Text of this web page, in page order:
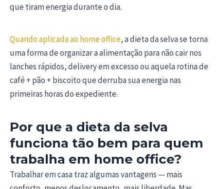
que tiram energia durante o dia.
Quando aplicada ao home office, a dieta da selva se torna
uma forma de organizar a alimentação para não cair nos
lanches rápidos, delivery em excesso ou aquela rotina de
café + pão + biscoito que derruba sua energia nas
primeiras horas do expediente.
Por que a dieta da selva
funciona tão bem para quem
trabalha em home office?
Trabalhar em casa traz algumas vantagens — mais